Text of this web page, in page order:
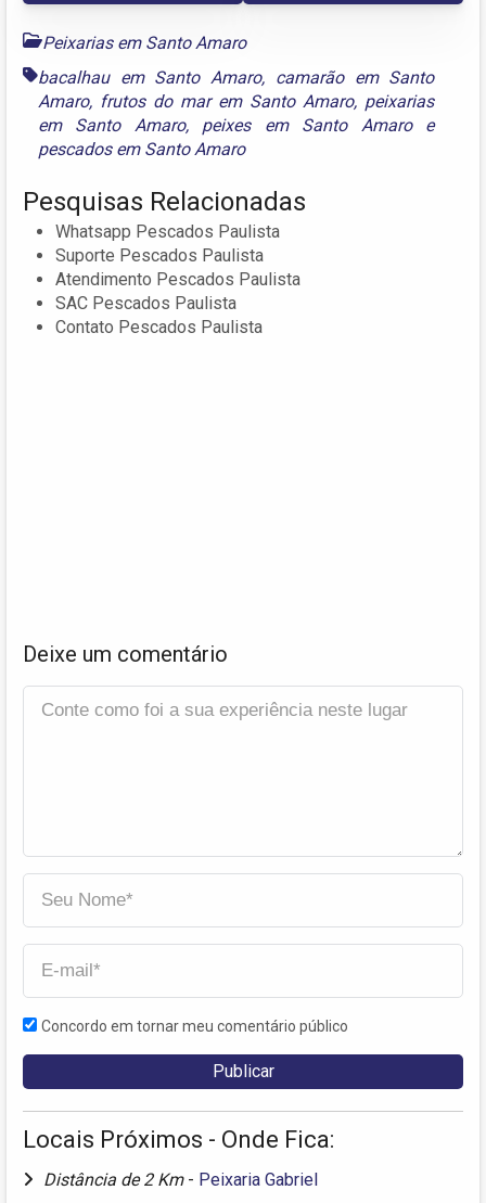
Peixarias em Santo Amaro
bacalhau em Santo Amaro, camarão em Santo
Amaro, frutos do mar em Santo Amaro, peixarias
em Santo Amaro, peixes em Santo Amaroe
pescados em Santo Amaro
Pesquisas Relacionadas
Whatsapp Pescados Paulista
Suporte Pescados Paulista
Atendimento Pescados Paulista
SAC Pescados Paulista
Contato Pescados Paulista
Deixe um comentário
Concordo em tornar meu comentário público
Locais Próximos - Onde Fica:
Distância de 2 Km - Peixaria Gabriel